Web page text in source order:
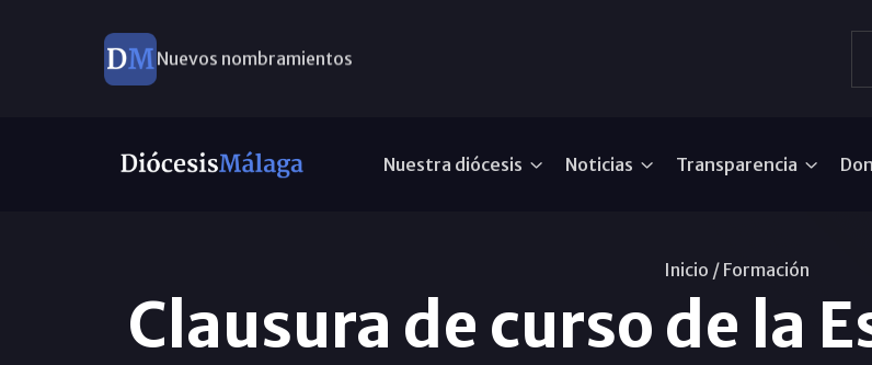
Nuevos nombramientos
Nuestra diócesis Noticias Transparencia
Inicio / Formación
Clausura de curso de la